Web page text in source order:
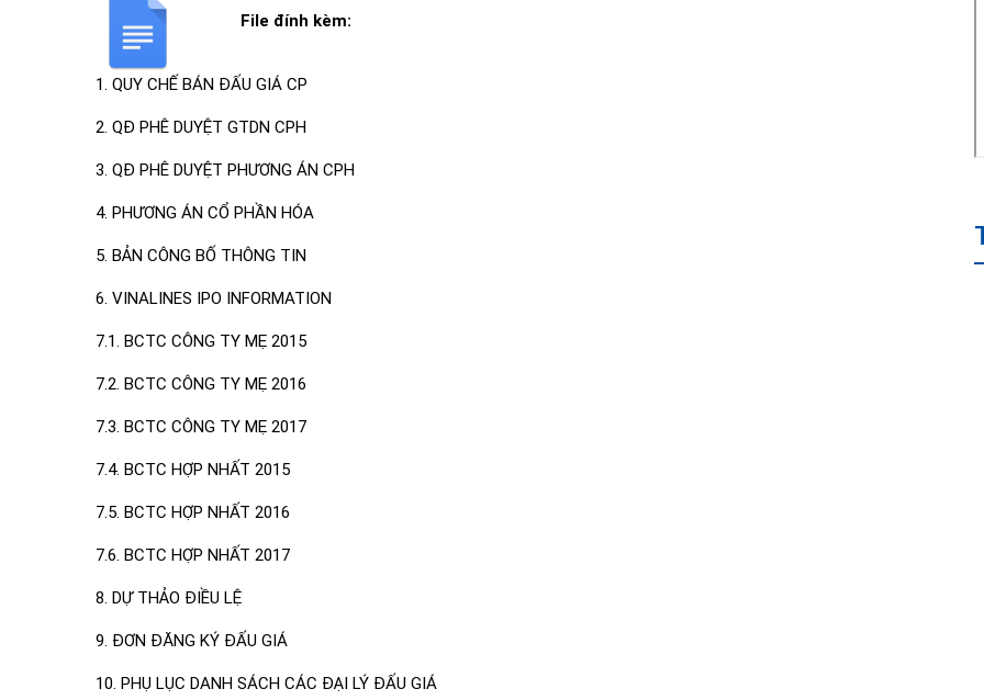
File đính kèm:
1. QUY CHẾ BÁN ĐẤU GIÁ CP
2. QĐ PHÊ DUYỆT GTDN CPH
3. QĐ PHÊ DUYỆT PHƯƠNG ÁN CPH
4. PHƯƠNG ÁN CỔ PHẦN HÓA
5. BẢN CÔNG BỐ THÔNG TIN
6. VINALINES IPO INFORMATION
7.1. BCTC CÔNG TY MẸ 2015
7.2. BCTC CÔNG TY MẸ 2016
7.3. BCTC CÔNG TY MẸ 2017
7.4. BCTC HỢP NHẤT 2015
7.5. BCTC HỢP NHẤT 2016
7.6. BCTC HỢP NHẤT 2017
8. DỰ THẢO ĐIỀU LỆ
9. ĐƠN ĐĂNG KÝ ĐẤU GIÁ
10. PHỤ LỤC DANH SÁCH CÁC ĐẠI LÝ ĐẤU GIÁ